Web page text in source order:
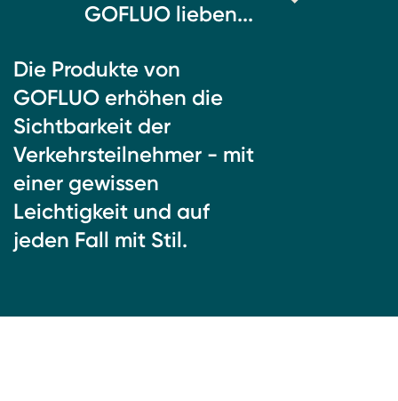
GOFLUO lieben...
Die Produkte von
GOFLUO erhöhen die
Sichtbarkeit der
Verkehrsteilnehmer - mit
einer gewissen
Leichtigkeit und auf
jeden Fall mit Stil.